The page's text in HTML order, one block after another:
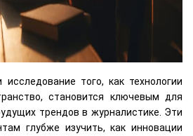
того, как технологии
становится ключевым для
трендов в журналистике. Эти
глубже изучить, как инновации